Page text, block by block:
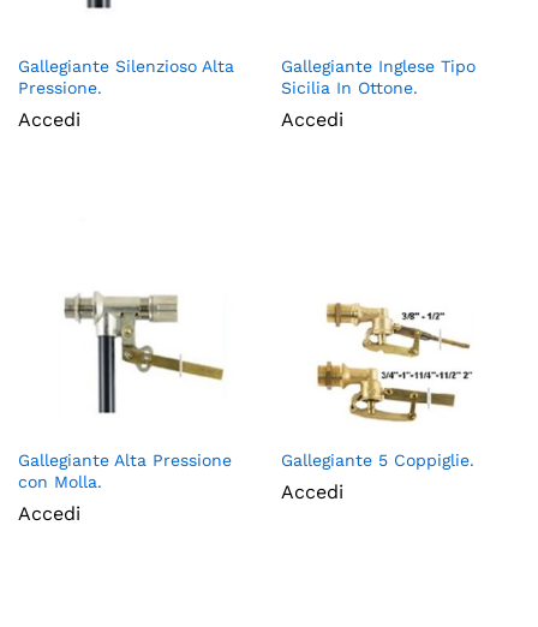
Gallegiante Silenzioso Alta
Pressione.
Accedi
Gallegiante Inglese Tipo
Sicilia In Ottone.
Accedi
Gallegiante Alta Pressione
con Molla.
Accedi
Gallegiante 5 Coppiglie.
Accedi